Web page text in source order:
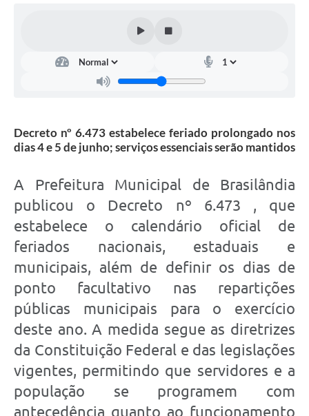
Decreto nº 6.473 estabelece feriado prolongado nos
dias 4 e 5 de junho; serviços essenciais serão mantidos
A Prefeitura Municipal de Brasilândia
publicou o Decreto nº 6.473 , que
estabelece o calendário oficial de
feriados nacionais, estaduais e
municipais, além de definir os dias de
ponto facultativo nas repartições
públicas municipais para o exercício
deste ano. A medida segue as diretrizes
da Constituição Federal e das legislações
vigentes, permitindo que servidores e a
população se programem com
antecedência quanto ao funcionamento